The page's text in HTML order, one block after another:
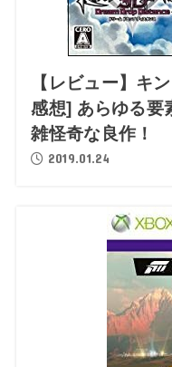
【レビュー】キ
感想] あらゆる要
雑怪奇な良作！
2019.01.24